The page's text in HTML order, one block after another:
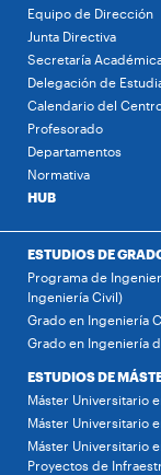
Equipo de Dirección
Junta Directiva
Secretaría
Delegación de
Calendario del
Profesorado
Departamentos
Normativa
HUB
ESTUDIOS DE
Programa de
Ingeniería Civil)
Grado en Ingeniería
Grado en Ingeniería
ESTUDIOS DE
Máster Universitario
Máster Universitario
Máster Universitario
Proyectos de